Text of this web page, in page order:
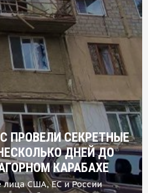
ПРОВЕЛИ СЕКРЕТНЫЕ
ДНЕЙ ДО
КАРАБАХЕ
США, ЕС и России